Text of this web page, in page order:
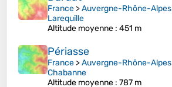
France >Auvergne-Rhône-Alpes
Larequille
Altitude moyenne : 451 m
Périasse
France >Auvergne-Rhône-Alpes
Chabanne
Altitude moyenne : 787 m